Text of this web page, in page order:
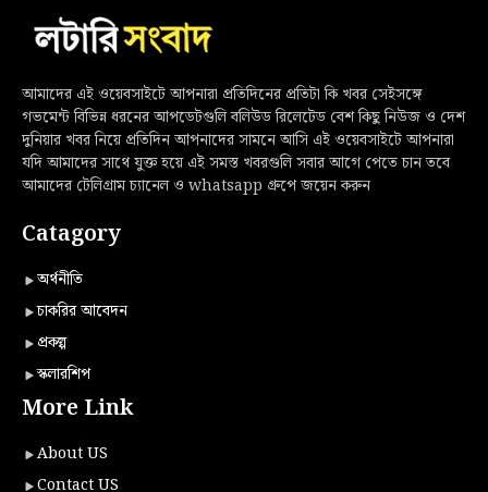
আমাদের এই ওয়েবসাইটে আপনারা প্রতিদিনের প্রতিটা কি খবর সেইসঙ্গে
গভমেন্ট বিভিন্ন ধরনের আপডেটগুলি বলিউড রিলেটেড বেশ কিছু নিউজ ও দেশ
দুনিয়ার খবর নিয়ে প্রতিদিন আপনাদের সামনে আসি এই ওয়েবসাইটে আপনারা
যদি আমাদের সাথে যুক্ত হয়ে এই সমস্ত খবরগুলি সবার আগে পেতে চান তবে
আমাদের টেলিগ্রাম চ্যানেল ও whatsapp গ্রুপে জয়েন করুন
Catagory
অর্থনীতি
চাকরির আবেদন
প্রকল্প
স্কলারশিপ
More Link
About US
Contact US